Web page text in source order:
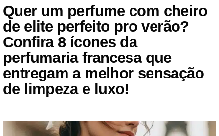
Quer um perfume com cheiro
de elite perfeito pro verão?
Confira 8 ícones da
perfumaria francesa que
entregam a melhor sensação
de limpeza e luxo!